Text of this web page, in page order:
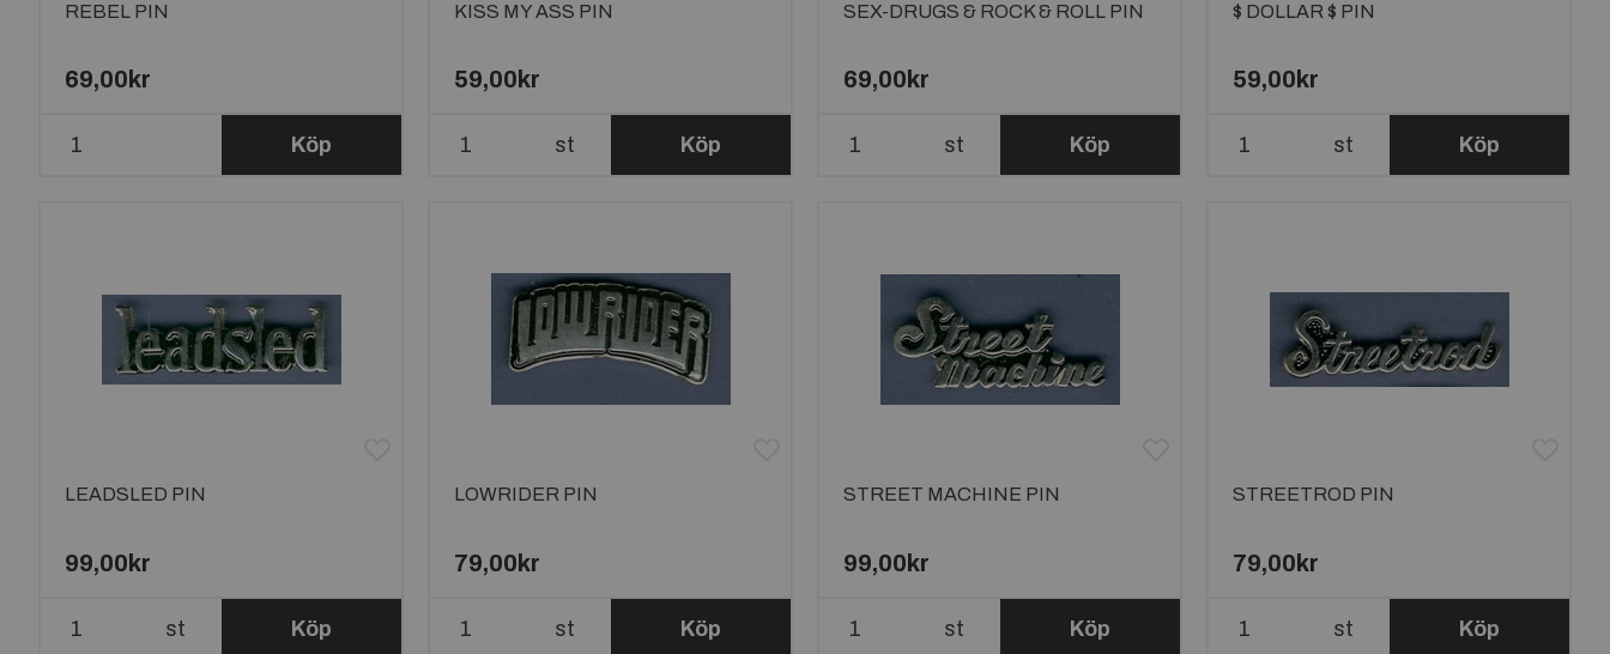
REBEL PIN
69,00kr
Köp
KISS MY ASS PIN
59,00kr
st Köp
SEX-DRUGS & ROCK & ROLL PIN
69,00kr
st Köp
$ DOLLAR $ PIN
59,00kr
st Köp
LEADSLED PIN
99,00kr
st Köp
LOWRIDER PIN
79,00kr
st Köp
STREET MACHINE PIN
99,00kr
st Köp
STREETROD PIN
79,00kr
st Köp